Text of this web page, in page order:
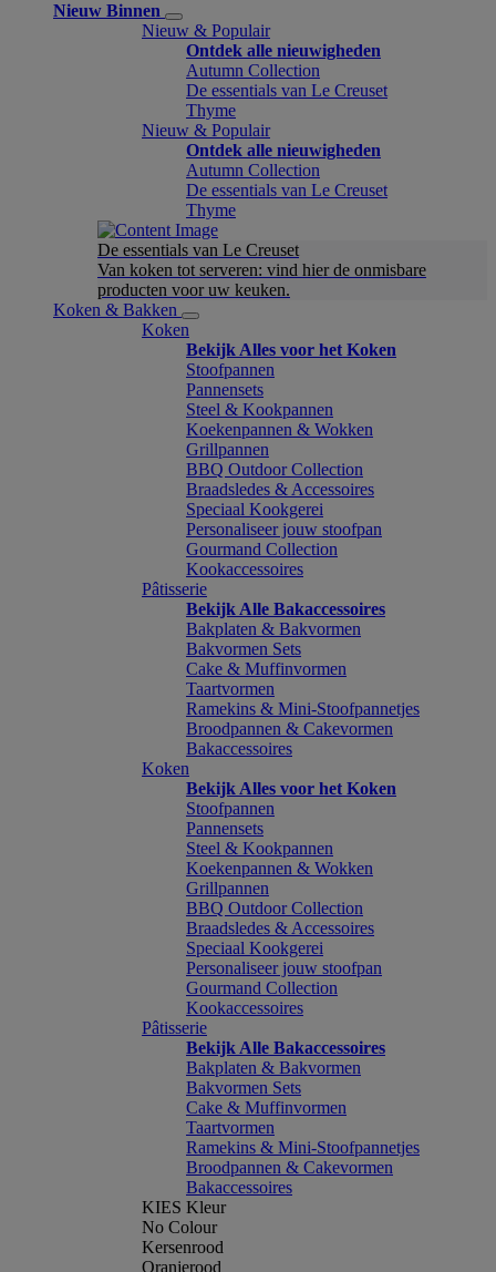
Nieuw Binnen
Nieuw & Populair
Ontdek alle nieuwigheden
Autumn Collection
De essentials van Le Creuset
Thyme
Nieuw & Populair
Ontdek alle nieuwigheden
Autumn Collection
De essentials van Le Creuset
Thyme
De essentials van Le Creuset
Van koken tot serveren: vind hier de onmisbare
producten voor uw keuken.
Koken & Bakken
Koken
Bekijk Alles voor het Koken
Stoofpannen
Pannensets
Steel & Kookpannen
Koekenpannen & Wokken
Grillpannen
BBQ Outdoor Collection
Braadsledes & Accessoires
Speciaal Kookgerei
Personaliseer jouw stoofpan
Gourmand Collection
Kookaccessoires
Pâtisserie
Bekijk Alle Bakaccessoires
Bakplaten & Bakvormen
Bakvormen Sets
Cake & Muffinvormen
Taartvormen
Ramekins & Mini-Stoofpannetjes
Broodpannen & Cakevormen
Bakaccessoires
Koken
Bekijk Alles voor het Koken
Stoofpannen
Pannensets
Steel & Kookpannen
Koekenpannen & Wokken
Grillpannen
BBQ Outdoor Collection
Braadsledes & Accessoires
Speciaal Kookgerei
Personaliseer jouw stoofpan
Gourmand Collection
Kookaccessoires
Pâtisserie
Bekijk Alle Bakaccessoires
Bakplaten & Bakvormen
Bakvormen Sets
Cake & Muffinvormen
Taartvormen
Ramekins & Mini-Stoofpannetjes
Broodpannen & Cakevormen
Bakaccessoires
KIES Kleur
No Colour
Kersenrood
Oranjerood